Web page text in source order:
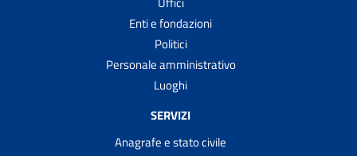
Enti e fondazioni
Politici
Personale amministrativo
Luoghi
SERVIZI
Anagrafe e stato civile